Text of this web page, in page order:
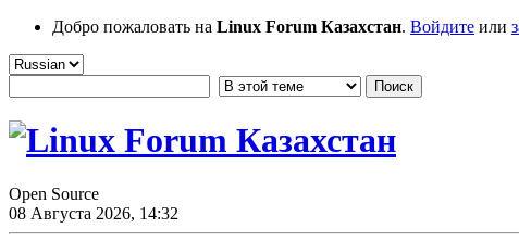
Добро пожаловать на Linux Forum Казахстан. Войдите или
Open Source
08 Августа 2026, 14:32